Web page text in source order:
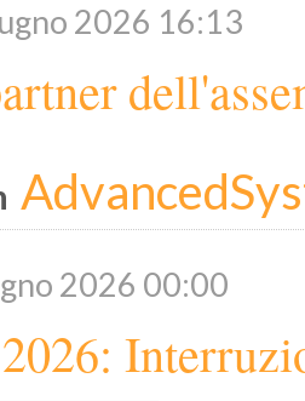
2026 16:13
2026 00:00